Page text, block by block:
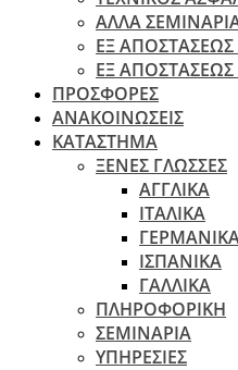
ΆΛΛΑ
EΞ
ΕΞ ΑΠΟΣΤΑΣΕΩΣ
ΠΡΟΣΦΟΡΕΣ
ΑΝΑΚΟΙΝΩΣΕΙΣ
ΚΑΤΑΣΤΗΜΑ
ΞΕΝΕΣ ΓΛΩΣΣΕΣ
ΑΓΓΛΙΚΑ
ΙΤΑΛΙΚΑ
ΙΣΠΑΝΙΚΑ
ΓΑΛΛΙΚΑ
ΠΛΗΡΟΦΟΡΙΚΗ
ΣΕΜΙΝΑΡΙΑ
ΥΠΗΡΕΣΙΕΣ